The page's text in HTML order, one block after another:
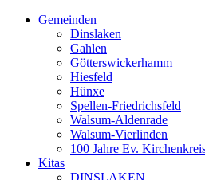
Gemeinden
Dinslaken
Gahlen
Götterswickerhamm
Hiesfeld
Hünxe
Spellen-Friedrichsfeld
Walsum-Aldenrade
Walsum-Vierlinden
100 Jahre Ev.
Kitas
DINSLAKEN